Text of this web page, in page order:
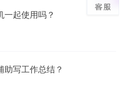
一起使用吗？
助写工作总结？